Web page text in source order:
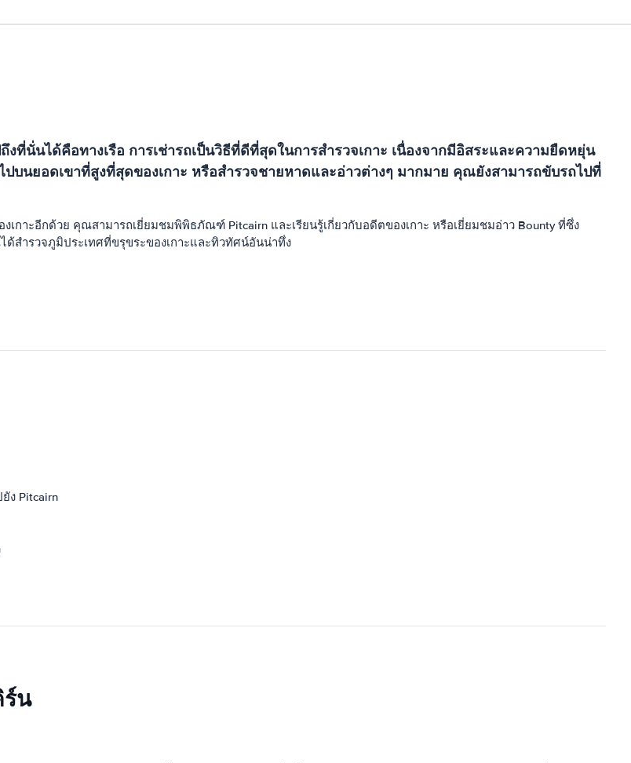
ที่นั่นได้คือทางเรือ การเช่ารถเป็นวิธีที่ดีที่สุดในการสำรวจเกาะ เนื่องจากมีอิสระและความยืดหยุ่น
นยอดเขาที่สูงที่สุดของเกาะ หรือสำรวจชายหาดและอ่าวต่างๆ มากมาย คุณยังสามารถขับรถไปที่
าะอีกด้วย คุณสามารถเยี่ยมชมพิพิธภัณฑ์ Pitcairn และเรียนรู้เกี่ยวกับอดีตของเกาะ หรือเยี่ยมชมอ่าว Bounty ที่ซึ่ง
ด้สำรวจภูมิประเทศที่ขรุขระของเกาะและทิวทัศน์อันน่าทึ่ง
ง Pitcairn
ร์น